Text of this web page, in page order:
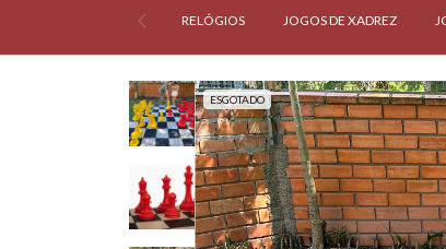
RELÓGIOS JOGOS DE XADREZ
ESGOTADO